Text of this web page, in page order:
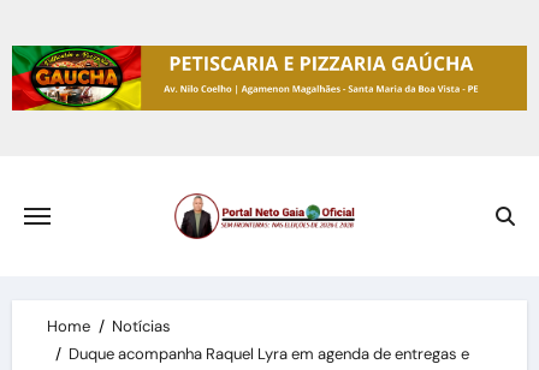
to
content
Home
Notícias
Duque acompanha Raquel Lyra em agenda de entregas e